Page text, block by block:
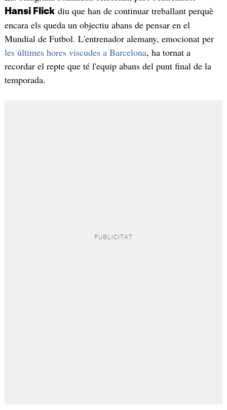
Hansi Flickdiu que han de continuar treballant perquè
encara els queda un objectiu abans de pensar en el
Mundial de Futbol. L'entrenador alemany, emocionat per
les últimes hores viscudes a Barcelona, ha tornat a
recordar el repte que té l'equip abans del punt final de la
temporada.